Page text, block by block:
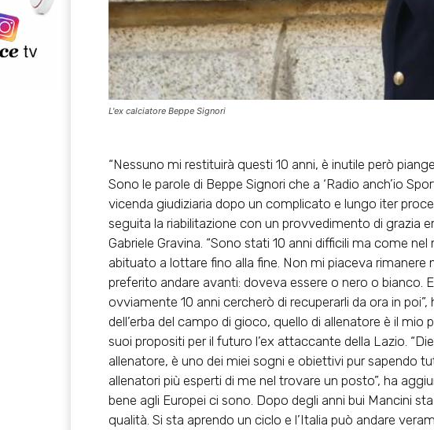
L'ex calciatore Beppe Signori
“Nessuno mi restituirà questi 10 anni, è inutile però
Sono le parole di Beppe Signori che a ‘Radio anch’io
vicenda giudiziaria dopo un complicato e lungo iter
seguita la riabilitazione con un provvedimento di grazia
Gabriele Gravina. “Sono stati 10 anni difficili ma come
abituato a lottare fino alla fine. Non mi piaceva rimanere
preferito andare avanti: doveva essere o nero o bianco.
ovviamente 10 anni cercherò di recuperarli da ora in poi”,
dell’erba del campo di gioco, quello di allenatore è il mio
suoi propositi per il futuro l’ex attaccante della Lazio.
allenatore, è uno dei miei sogni e obiettivi pur sapendo
allenatori più esperti di me nel trovare un posto”, ha
bene agli Europei ci sono. Dopo degli anni bui Mancini
qualità. Si sta aprendo un ciclo e l’Italia può andare